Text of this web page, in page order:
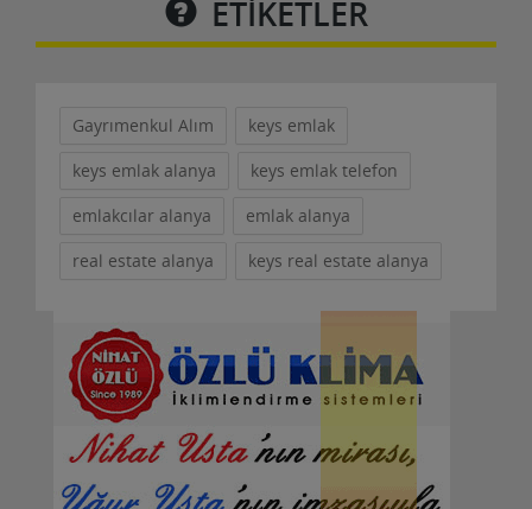
Ekip Üyesi - Pizza Hut- Alanya - Part-Tıme Ve
20 Temmuz 2023
Alanya Pizza Hut Şirketinin büyüme stratejileri
doğrultusunda; mevcut ve açılacak
restoranlarımızda......
Detaylar
ETİKETLER
Gayrımenkul Alım
keys emlak
keys emlak alanya
keys emlak telefon
emlakcılar alanya
emlak alanya
real estate alanya
keys real estate alanya